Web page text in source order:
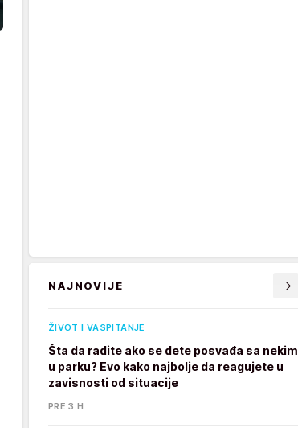
NAJNOVIJE
ŽIVOT I VASPITANJE
Šta da radite ako se dete posvađa sa nekim
u parku? Evo kako najbolje da reagujete u
zavisnosti od situacije
PRE 3 H